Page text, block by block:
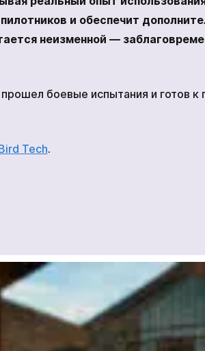
и обеспечит
неизменной —
боевые испытания и готов
Tech.